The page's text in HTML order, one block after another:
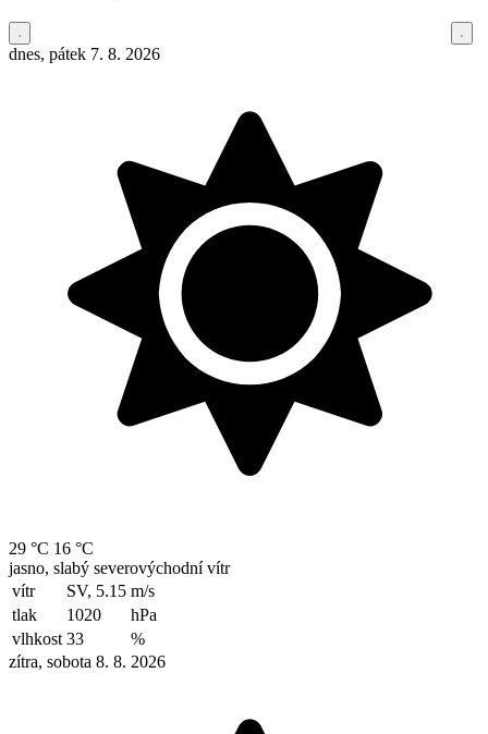
dnes, pátek 7. 8. 2026
29 °C 16 °C
jasno, slabý severovýchodní vítr
vítr
SV, 5.15 m/s
tlak
1020
hPa
vlhkost 33
%
zítra, sobota 8. 8. 2026